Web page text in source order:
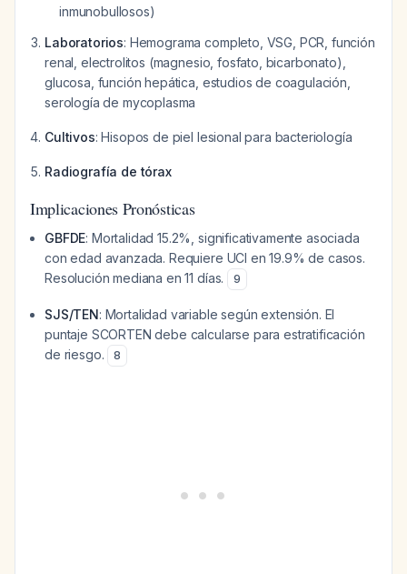
inmunobullosos)
Laboratorios: Hemograma completo, VSG, PCR, función
renal, electrolitos (magnesio, fosfato, bicarbonato),
glucosa, función hepática, estudios de coagulación,
serología de mycoplasma
Cultivos: Hisopos de piel lesional para bacteriología
Radiografía de tórax
Implicaciones Pronósticas
GBFDE: Mortalidad 15.2%, significativamente asociada
con edad avanzada. Requiere UCI en 19.9% de casos.
Resolución mediana en 11 días.
9
SJS/TEN: Mortalidad variable según extensión. El
puntaje SCORTEN debe calcularse para estratificación
de riesgo.
8